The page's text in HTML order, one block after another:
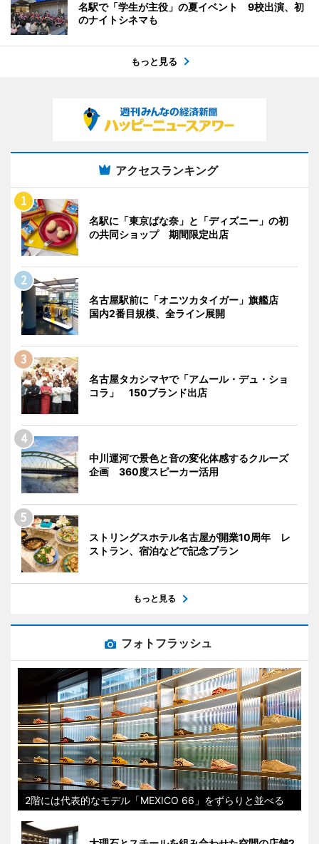
名駅で「学生が主役」の夏イベント 9校出演、初
のナイトシネマも
もっと見る
アクセスランキング
名駅に「東京ばな奈」と「ディズニー」の初
の共同ショップ 期間限定出店
名古屋駅前に「オニツカタイガー」旗艦店
国内2番目規模、全ライン展開
名古屋タカシマヤで「アムール・デュ・ショ
コラ」 150ブランド出店
中川運河で景色と音の変化体感するクルーズ
企画 360度スピーカー活用
ストリングスホテル名古屋が開業10周年 レ
ストラン、宿泊などで記念プラン
もっと見る
フォトフラッシュ
2階には代表的なモデル「MEXICO 66」をずらりと並べる